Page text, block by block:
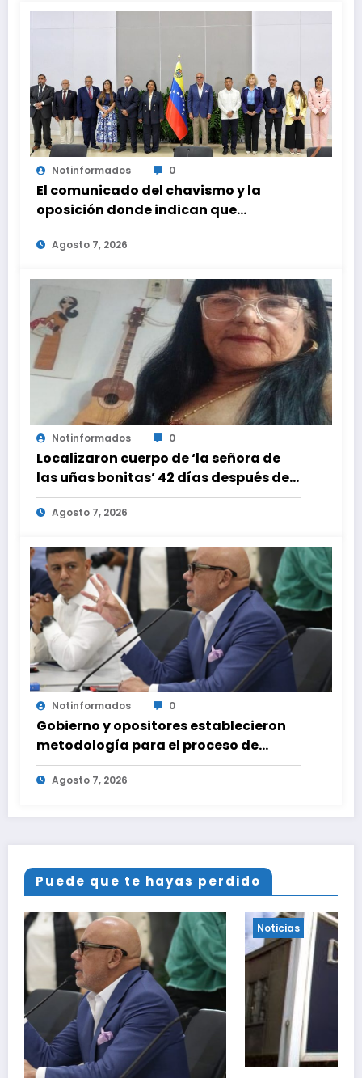
Notinformados 0
El comunicado del chavismo y la
oposición donde indican que
informarán al país oportunamente
sobre los avances alcanzado
Agosto 7, 2026
Notinformados 0
Localizaron cuerpo de ‘la señora de
las uñas bonitas’ 42 días después de
los terremotos en La Guaira
Agosto 7, 2026
Notinformados 0
Gobierno y opositores establecieron
metodología para el proceso de
diálogo en Venezuela
Agosto 7, 2026
Puede que te hayas perdido
Noticias